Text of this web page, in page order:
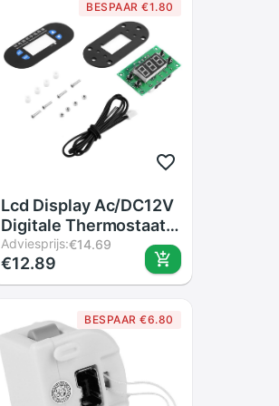
BESPAAR €1.80
Lcd Display Ac/DC12V
Digitale Thermostaat
Temperatuur Alarm
Controller Sensor
Temperatuur Meter
Adviesprijs:€14.69
€12.89
BESPAAR €6.80